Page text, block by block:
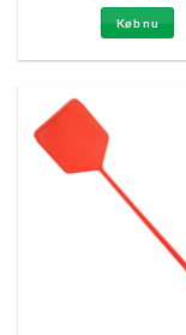
var:
119 kr.
Køb nu